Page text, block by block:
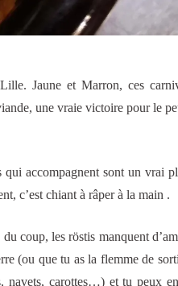
Jaune et Marron, ces
une vraie victoire pour le
qui accompagnent sont un vrai
c’est chiant à râper à la main .
coup, les röstis manquent
(ou que tu as la flemme de
navets, carottes…) et tu peux